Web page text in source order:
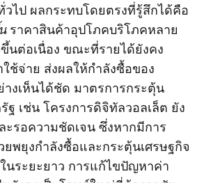
ไป ผลกระทบโดยตรงที่รู้สึกได้คือ
ราคาสินค้าอุปโภคบริโภคหลาย
นต่อเนื่อง ขณะที่รายได้ยังคง
ช้จ่าย ส่งผลให้กำลังซื้อของ
งเห็นได้ชัด มาตรการกระตุ้น
ฐ เช่น โครงการดิจิทัลวอลเล็ต ยัง
ะรอความชัดเจน ซึ่งหากมีการ
ยพยุงกำลังซื้อและกระตุ้นเศรษฐกิจ
นระยะยาว การแก้ไขปัญหาค่า